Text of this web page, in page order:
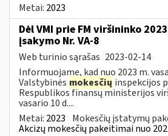
Metai: 2023
Dėl VMI prie FM viršininko
įsakymo Nr. VA-8
Web turinio sąrašas 2023-02-14
Informuojame, kad nuo 2023 m.
Valstybinės mokesčių inspekcijos
Respublikos finansų ministerijos
vasario 10 d....
Metai: 2023 Mokesčių įstatymų
Akcizų mokesčių pakeitimai nuo